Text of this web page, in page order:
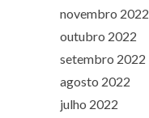
novembro 2022
outubro 2022
setembro 2022
agosto 2022
julho 2022